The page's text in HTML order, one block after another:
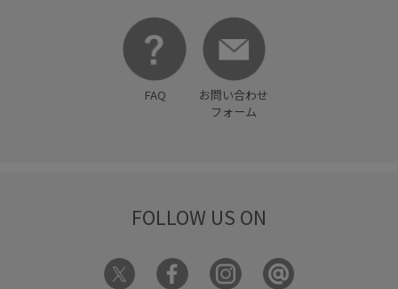
FAQ
お問い合わせ
フォーム
FOLLOW US ON